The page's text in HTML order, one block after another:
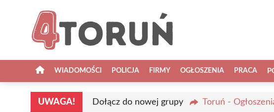
WIADOMOŚCI POLICJA FIRMY OGŁOSZENIA PRACA
UWAGA! Dołącz do nowej grupy Toruń -